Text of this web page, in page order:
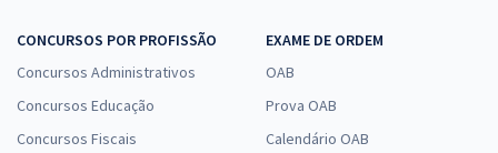
CONCURSOS POR PROFISSÃO
Concursos Administrativos
Concursos Educação
Concursos Fiscais
EXAME DE ORDEM
OAB
Prova OAB
Calendário OAB